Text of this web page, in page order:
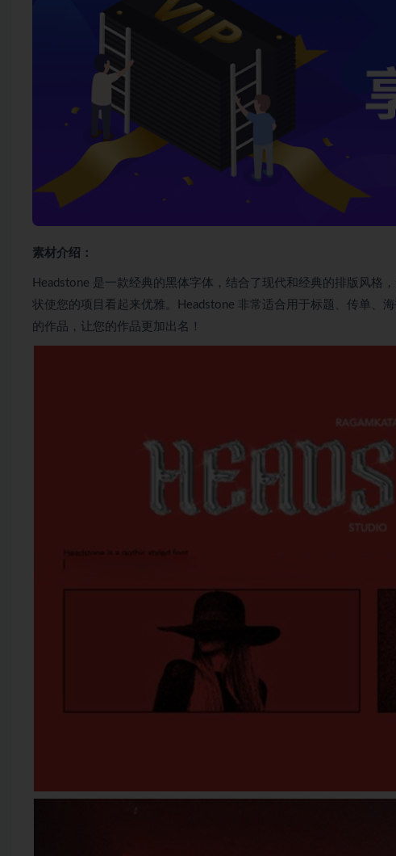
素材介绍：
Headstone 是一款经典的黑体字体，结合了现代和经典的排版风格
状使您的项目看起来优雅。Headstone 非常适合用于标题、传单、
的作品，让您的作品更加出名！